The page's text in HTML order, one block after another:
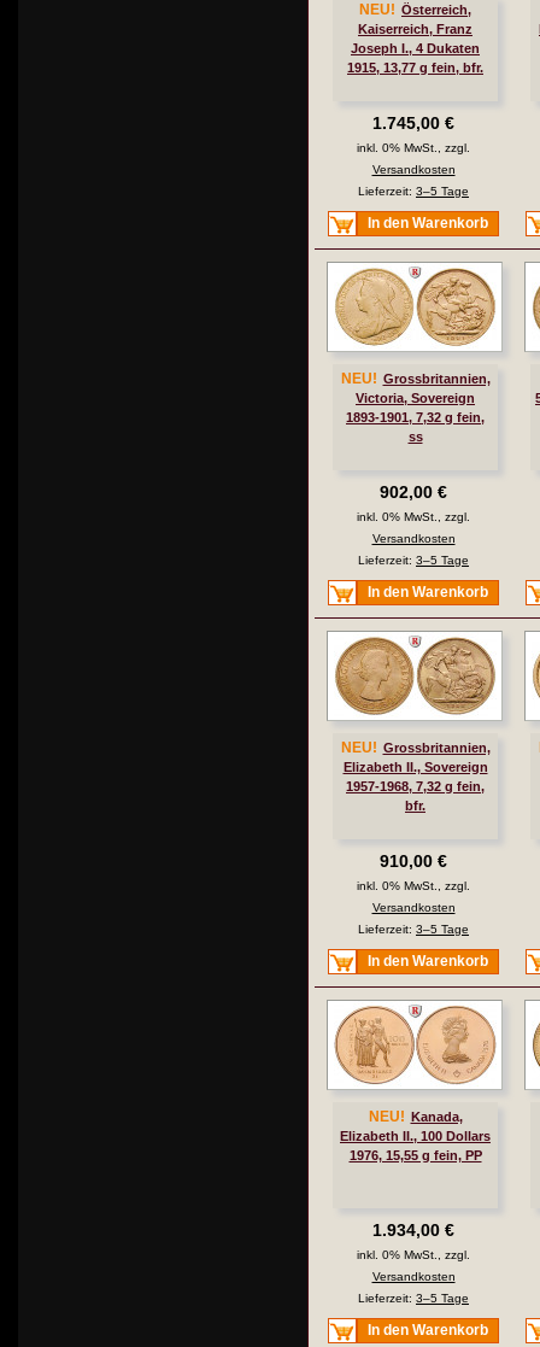
NEU! Österreich,
Kaiserreich, Franz
Joseph I., 4 Dukaten
1915, 13,77 g fein, bfr.
1.745,00 €
inkl. 0% MwSt., zzgl.
Versandkosten
Lieferzeit: 3–5 Tage
In den Warenkorb
NEU! Grossbritannien,
Victoria, Sovereign
1893-1901, 7,32 g fein,
ss
902,00 €
inkl. 0% MwSt., zzgl.
Versandkosten
Lieferzeit: 3–5 Tage
In den Warenkorb
NEU! Grossbritannien,
Elizabeth II., Sovereign
1957-1968, 7,32 g fein,
bfr.
910,00 €
inkl. 0% MwSt., zzgl.
Versandkosten
Lieferzeit: 3–5 Tage
In den Warenkorb
NEU!
Kanada,
Elizabeth II., 100 Dollars
1976, 15,55 g fein, PP
1.934,00 €
inkl. 0% MwSt., zzgl.
Versandkosten
Lieferzeit: 3–5 Tage
In den Warenkorb